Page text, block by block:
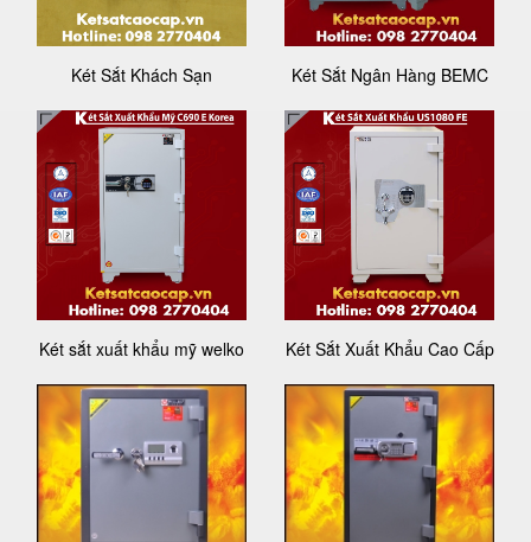
Két Sắt Khách Sạn Két Sắt Ngân Hàng BEMC
Két sắt xuất khẩu mỹ welko Két Sắt Xuất Khẩu Cao Cấp